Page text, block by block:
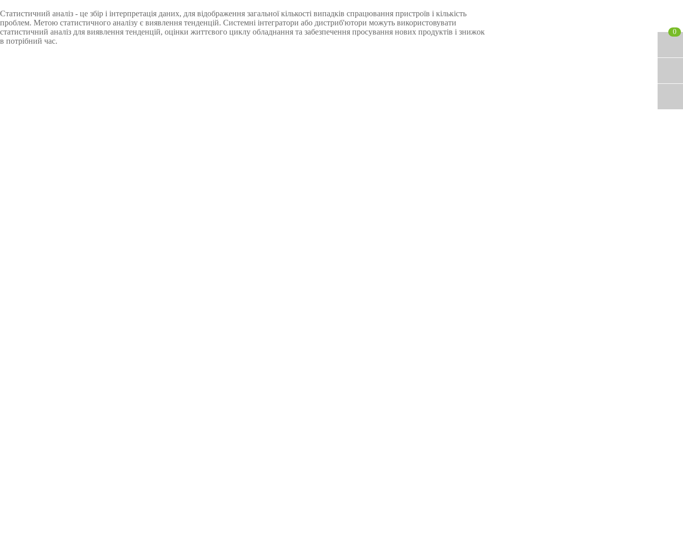
Статистичний аналіз - це збір і інтерпретація даних, для відображення загальної кількості випадків спрацювання пристроїв і кількість
проблем. Метою статистичного аналізу є виявлення тенденцій. Системні інтегратори або дистриб'ютори можуть використовувати
статистичний аналіз для виявлення тенденцій, оцінки життєвого циклу обладнання та забезпечення просування нових продуктів і знижок
в потрібний час.
0